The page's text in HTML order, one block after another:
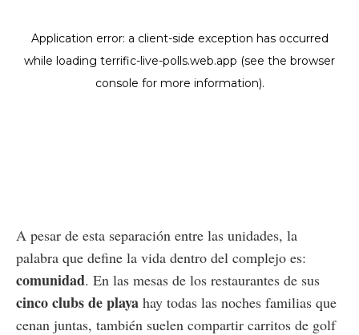
A pesar de esta separación entre las unidades, la
palabra que define la vida dentro del complejo es:
comunidad. En las mesas de los restaurantes de sus
cinco clubs de playa hay todas las noches familias que
cenan juntas, también suelen compartir carritos de golf